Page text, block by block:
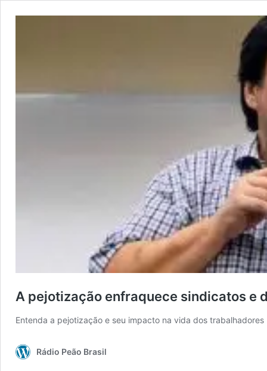
A pejotização enfraquece sindicatos e
Entenda a pejotização e seu impacto na vida dos
Rádio Peão Brasil